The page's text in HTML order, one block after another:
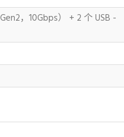
，10Gbps） + 2 个 USB -